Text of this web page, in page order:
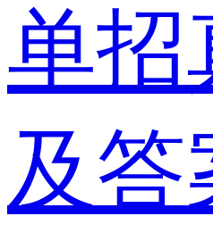
单招
及答